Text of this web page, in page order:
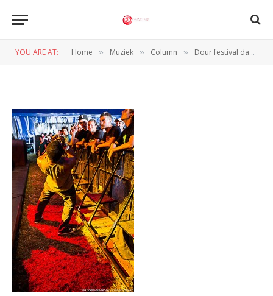
YOU ARE AT: Home » Muziek » Column » Dour festival dag 3 (Dour – Belgie, 18 t/m 21-7-2013)